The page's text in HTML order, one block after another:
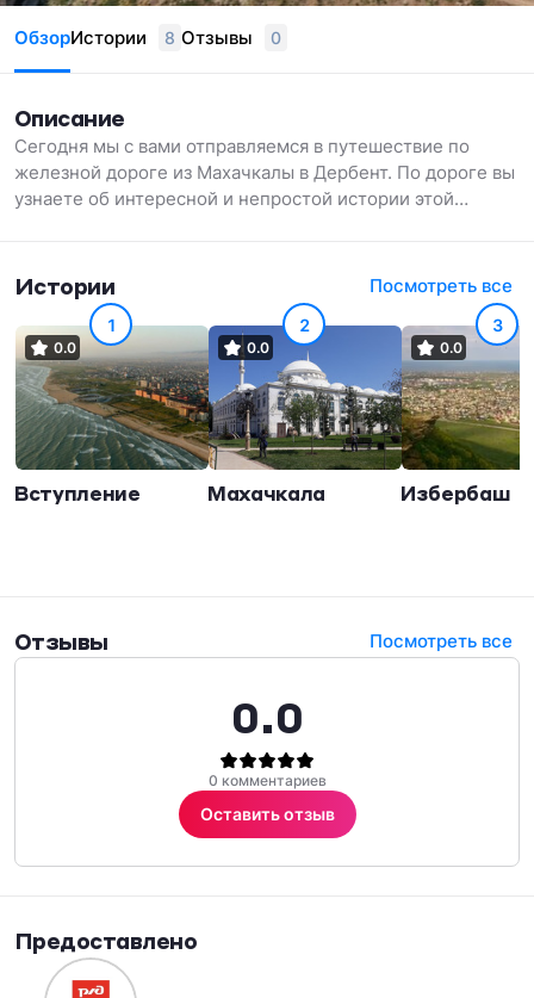
ОбзорИстории 8 Отзывы 0
Описание
Сегодня мы с вами отправляемся в путешествие по
железной дороге из Махачкалы в Дербент. По дороге вы
узнаете об интересной и непростой истории этой
поезда. Поездка займет около двух с половиной часов.
Приятного путешествия!
Истории Посмотреть все
1
0.0
Вступление
2
0.0
Махачкала
3
0.0
Избербаш
Отзывы Посмотреть все
0.0
0 комментариев
Оставить отзыв
Предоставлено